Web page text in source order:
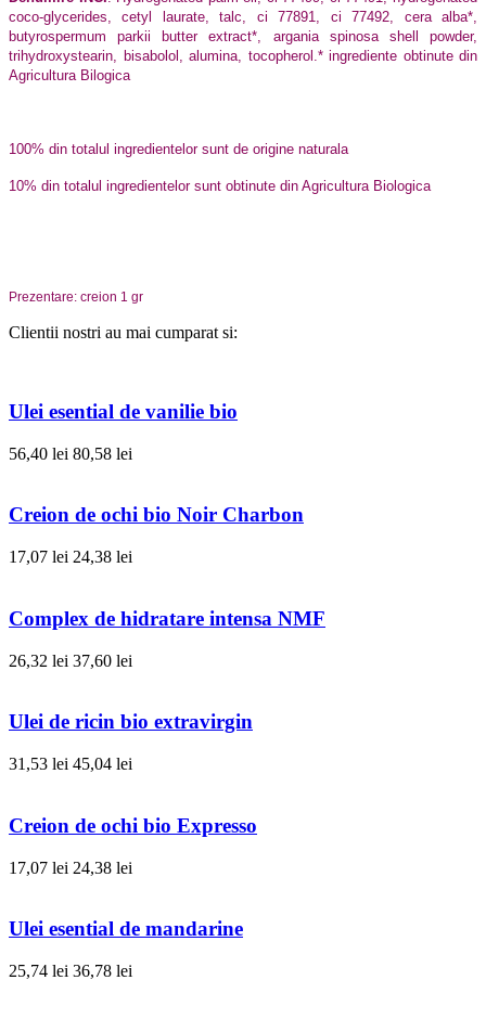
coco-glycerides, cetyl laurate, talc, ci 77891, ci 77492, cera alba*,
butyrospermum parkii butter extract*, argania spinosa shell powder,
trihydroxystearin, bisabolol, alumina, tocopherol.* ingrediente obtinute din
Agricultura Bilogica
100% din totalul ingredientelor sunt de origine naturala
10% din totalul ingredientelor sunt obtinute din Agricultura Biologica
Prezentare: creion 1 gr
Clientii nostri au mai cumparat si:
Ulei esential de vanilie bio
56,40 lei 80,58 lei
Creion de ochi bio Noir Charbon
17,07 lei 24,38 lei
Complex de hidratare intensa NMF
26,32 lei 37,60 lei
Ulei de ricin bio extravirgin
31,53 lei 45,04 lei
Creion de ochi bio Expresso
17,07 lei 24,38 lei
Ulei esential de mandarine
25,74 lei 36,78 lei